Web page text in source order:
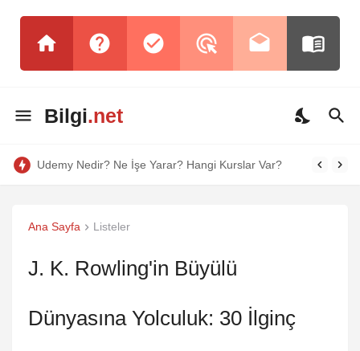
Bilgi.net
Udemy Nedir? Ne İşe Yarar? Hangi Kurslar Var?
Ana Sayfa Listeler
J. K. Rowling'in Büyülü
Dünyasına Yolculuk: 30 İlginç